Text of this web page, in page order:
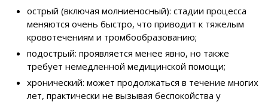
острый (включая молниеносный): стадии процесса
меняются очень быстро, что приводит к тяжелым
кровотечениям и тромбообразованию;
подострый: проявляется менее явно, но также
требует немедленной медицинской помощи;
хронический: может продолжаться в течение многих
лет, практически не вызывая беспокойства у